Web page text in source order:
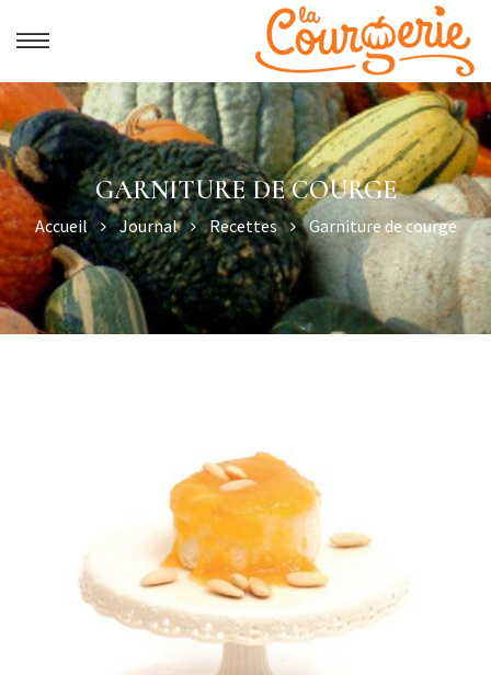
GARNITURE DE COURGE
Accueil Journal Recettes Garniture de courge